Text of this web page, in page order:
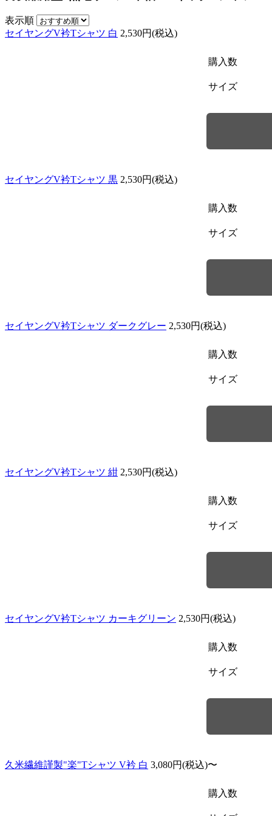
表示順
セイヤングV衿Tシャツ 白 2,530円(税込)
購入数
サイズ
セイヤングV衿Tシャツ 黒 2,530円(税込)
購入数
サイズ
セイヤングV衿Tシャツ ダークグレー 2,530円(税込)
購入数
サイズ
セイヤングV衿Tシャツ 紺 2,530円(税込)
購入数
サイズ
セイヤングV衿Tシャツ カーキグリーン 2,530円(税込)
購入数
サイズ
久米繊維謹製"楽"Tシャツ V衿 白 3,080円(税込)〜
購入数